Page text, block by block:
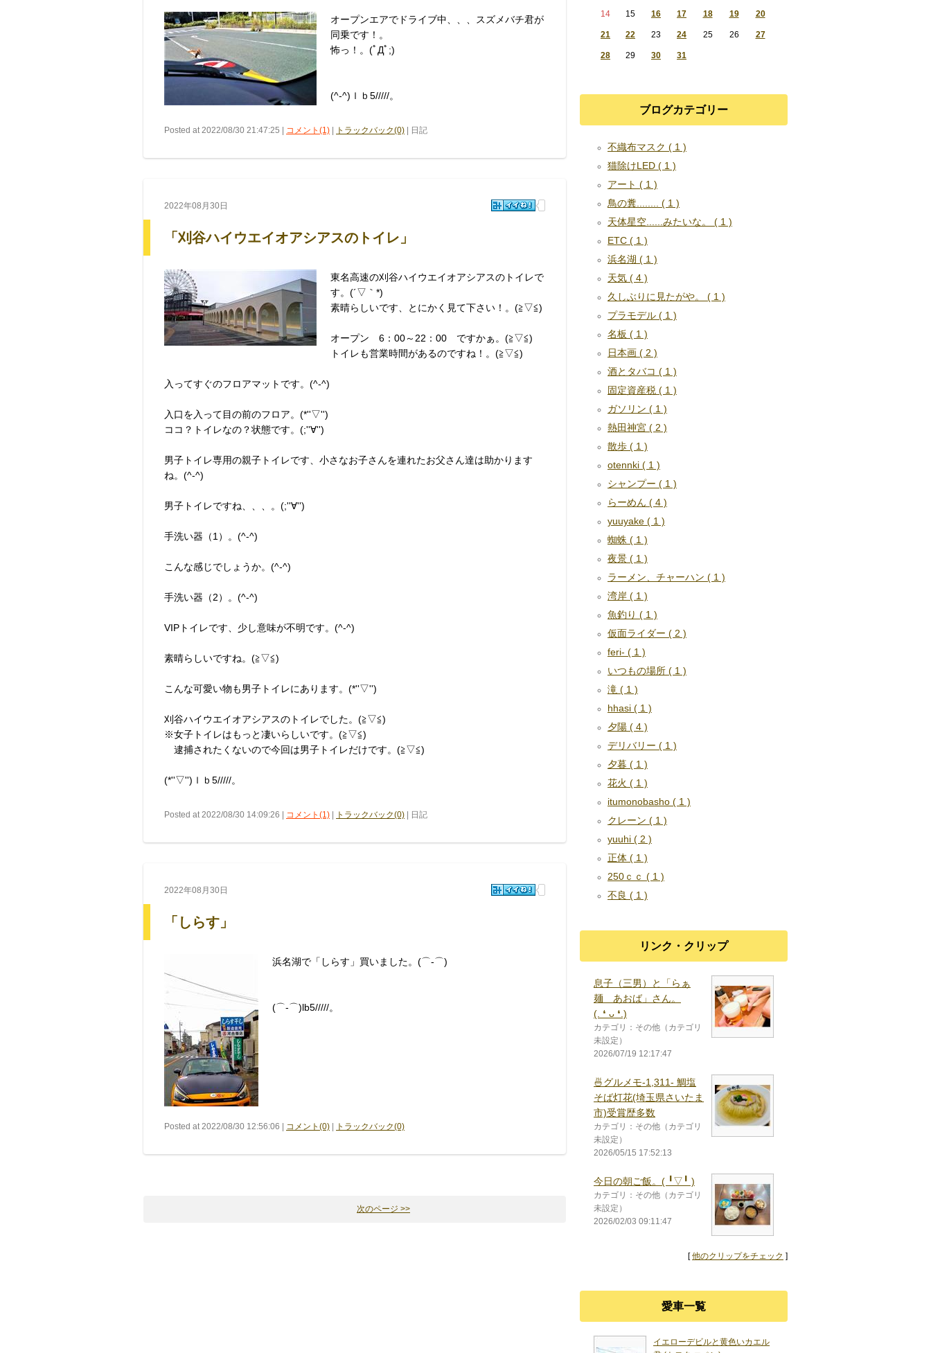
オープンエアでドライブ中、、、スズメバチ君が
同乗です！。
怖っ！。(ﾟДﾟ;)
(^-^)ｌｂ5/////。
Posted at 2022/08/30 21:47:25 | コメント(1) トラックバック(0) | 日記
2022年08月30日
「刈谷ハイウエイオアシアスのトイレ」
東名高速の刈谷ハイウエイオアシアスのトイレで
す。(´▽｀*)
素晴らしいです、とにかく見て下さい！。(≧▽≦)
オープン 6：00～22：00 ですかぁ。(≧▽≦)
トイレも営業時間があるのですね！。(≧▽≦)
入ってすぐのフロアマットです。(^-^)
入口を入って目の前のフロア。(*''▽'')
ココ？トイレなの？状態です。(;''∀'')
男子トイレ専用の親子トイレです、小さなお子さんを連れたお父さん達は助かります
ね。(^-^)
男子トイレですね、、、。(;''∀'')
手洗い器（1）。(^-^)
こんな感じでしょうか。(^-^)
手洗い器（2）。(^-^)
VIPトイレです、少し意味が不明です。(^-^)
素晴らしいですね。(≧▽≦)
こんな可愛い物も男子トイレにあります。(*''▽'')
刈谷ハイウエイオアシアスのトイレでした。(≧▽≦)
※女子トイレはもっと凄いらしいです。(≧▽≦)
逮捕されたくないので今回は男子トイレだけです。(≧▽≦)
(*''▽'')ｌｂ5/////。
Posted at 2022/08/30 14:09:26 | コメント(1) トラックバック(0) | 日記
2022年08月30日
「しらす」
浜名湖で「しらす」買いました。(⌒‐⌒)
(⌒‐⌒)lb5/////。
Posted at 2022/08/30 12:56:06 | コメント(0) トラックバック(0)
次のページ >>
14 15 16 17 18 19 20
21 22 23 24 25 26 27
28 29 30 31
ブログカテゴリー
不織布マスク ( 1 )
猫除けLED ( 1 )
アート ( 1 )
鳥の糞........ ( 1 )
天体星空......みたいな。 ( 1 )
ETC ( 1 )
浜名湖 ( 1 )
天気 ( 4 )
久しぶりに見たがや。 ( 1 )
プラモデル ( 1 )
名板 ( 1 )
日本画 ( 2 )
酒とタバコ ( 1 )
固定資産税 ( 1 )
ガソリン ( 1 )
熱田神宮 ( 2 )
散歩 ( 1 )
otennki ( 1 )
シャンプー ( 1 )
らーめん ( 4 )
yuuyake ( 1 )
蜘蛛 ( 1 )
夜景 ( 1 )
ラーメン、チャーハン ( 1 )
湾岸 ( 1 )
魚釣り ( 1 )
仮面ライダー ( 2 )
feri- ( 1 )
いつもの場所 ( 1 )
滝 ( 1 )
hhasi ( 1 )
夕陽 ( 4 )
デリバリー ( 1 )
夕暮 ( 1 )
花火 ( 1 )
itumonobasho ( 1 )
クレーン ( 1 )
yuuhi ( 2 )
正体 ( 1 )
250ｃｃ ( 1 )
不良 ( 1 )
リンク・クリップ
息子（三男）と「らぁ
麺 あおば」さん。
(⁠.⁠ ⁠❛⁠ ⁠ᴗ⁠ ⁠❛⁠.⁠)
カテゴリ：その他（カテゴリ
未設定）
2026/07/19 12:17:47
🍜グルメモ-1,311- 鯛塩
そば灯花(埼玉県さいたま
市)受賞歴多数
カテゴリ：その他（カテゴリ
未設定）
2026/05/15 17:52:13
今日の朝ご飯。(⁠ ⁠╹⁠▽⁠╹⁠ ⁠)
カテゴリ：その他（カテゴリ
未設定）
2026/02/03 09:11:47
[他のクリップをチェック ]
愛車一覧
イエローデビルと黄色いカエル